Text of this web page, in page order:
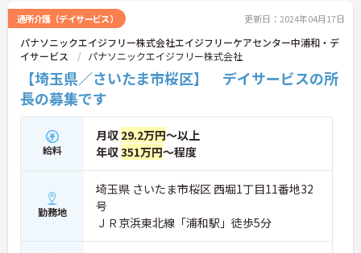
る職場も魅力の1つです。
ご興味のある方はお気軽にお問い合わせ下さいま
せ。
通所介護（デイサービス） 更新日：2024年04月17日
パナソニックエイジフリー株式会社エイジフリーケアセンター中浦和・デ
イサービス
パナソニックエイジフリー株式会社
【埼玉県／さいたま市桜区】 デイサービスの所
長の募集です
給料
月収 29.2万円～以上
年収351万円～程度
勤務地
埼玉県 さいたま市桜区 西堀1丁目11番地32
号
ＪＲ京浜東北線「浦和駅」徒歩5分